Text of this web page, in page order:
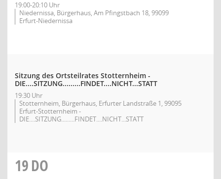
19:00-20:10 Uhr
Niedernissa, Bürgerhaus, Am Pfingstbach 18, 99099
Erfurt-Niedernissa
Sitzung des Ortsteilrates Stotternheim -
DIE....SITZUNG.........FINDET....NICHT...STATT
19:30 Uhr
Stotternheim, Bürgerhaus, Erfurter Landstraße 1, 99095
Erfurt-Stotternheim -
DIE....SITZUNG.........FINDET....NICHT...STATT
19DO